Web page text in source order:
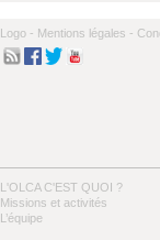
Logo - Mentions légales -
L'OLCA C'EST QUOI ?
Missions et activités
L’équipe